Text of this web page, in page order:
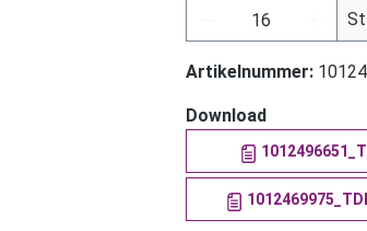
Produkt St
Artikelnummer:
Download